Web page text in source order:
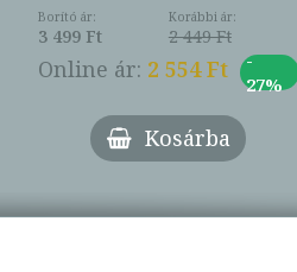
Borító ár:
3 499 Ft
Korábbi ár:
2 449 Ft
Online ár: 2 554 Ft
-
27%
Kosárba